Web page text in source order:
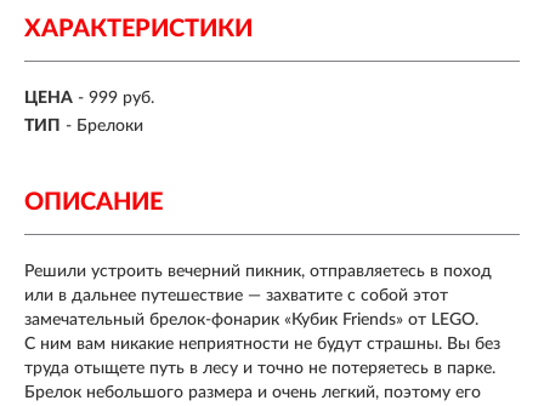
ХАРАКТЕРИСТИКИ
ЦЕНА - 999 руб.
ТИП - Брелоки
ОПИСАНИЕ
Решили устроить вечерний пикник, отправляетесь в поход
или в дальнее путешествие — захватите с собой этот
замечательный брелок-фонарик «Кубик Friends» от LEGO.
С ним вам никакие неприятности не будут страшны. Вы без
труда отыщете путь в лесу и точно не потеряетесь в парке.
Брелок небольшого размера и очень легкий, поэтому его